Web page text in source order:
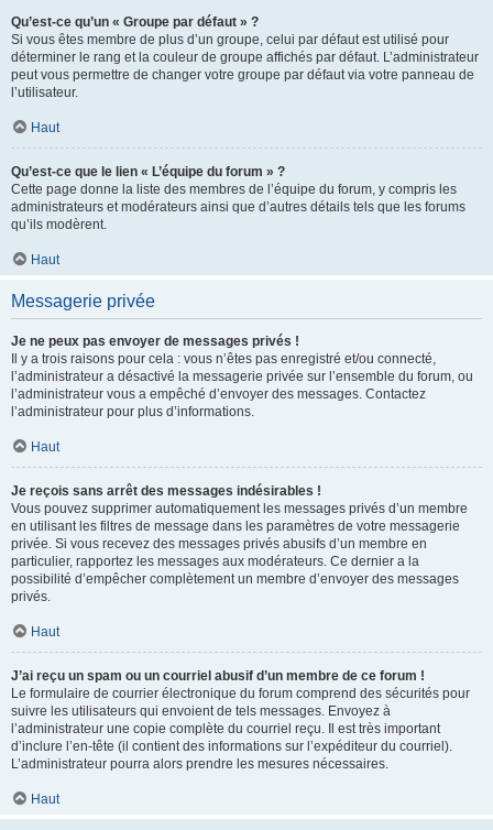
Qu’est-ce qu’un « Groupe par défaut » ?
Si vous êtes membre de plus d’un groupe, celui par défaut est utilisé pour
déterminer le rang et la couleur de groupe affichés par défaut. L’administrateur
peut vous permettre de changer votre groupe par défaut via votre panneau de
l’utilisateur.
Haut
Qu’est-ce que le lien « L’équipe du forum » ?
Cette page donne la liste des membres de l’équipe du forum, y compris les
administrateurs et modérateurs ainsi que d’autres détails tels que les forums
qu’ils modèrent.
Haut
Messagerie privée
Je ne peux pas envoyer de messages privés !
Il y a trois raisons pour cela : vous n’êtes pas enregistré et/ou connecté,
l’administrateur a désactivé la messagerie privée sur l’ensemble du forum, ou
l’administrateur vous a empêché d’envoyer des messages. Contactez
l’administrateur pour plus d’informations.
Haut
Je reçois sans arrêt des messages indésirables !
Vous pouvez supprimer automatiquement les messages privés d’un membre
en utilisant les filtres de message dans les paramètres de votre messagerie
privée. Si vous recevez des messages privés abusifs d’un membre en
particulier, rapportez les messages aux modérateurs. Ce dernier a la
possibilité d’empêcher complètement un membre d’envoyer des messages
privés.
Haut
J’ai reçu un spam ou un courriel abusif d’un membre de ce forum !
Le formulaire de courrier électronique du forum comprend des sécurités pour
suivre les utilisateurs qui envoient de tels messages. Envoyez à
l’administrateur une copie complète du courriel reçu. Il est très important
d’inclure l’en-tête (il contient des informations sur l’expéditeur du courriel).
L’administrateur pourra alors prendre les mesures nécessaires.
Haut